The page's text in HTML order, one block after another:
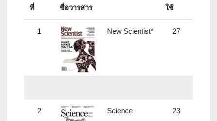
ที่
ชื่อวารสาร
ใช้
1 New Scientist* 27
2 Science 23